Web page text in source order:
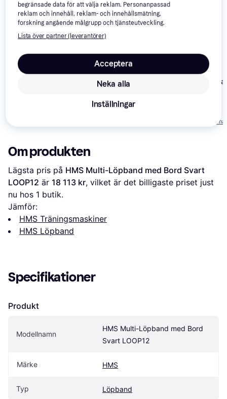
Master Fitness T25
Treadmill TR001
Gymstick
Från 2 580 kr/
Om produkten
Lägsta pris på HMS Multi-Löpband med Bord Svart
LOOP12 är 18 113 kr, vilket är det billigaste priset just
nu hos 1 butik.
Jämför:
HMS Träningsmaskiner
HMS Löpband
Specifikationer
Produkt
Modellnamn
HMS Multi-Löpband med Bord
Svart LOOP12
Märke HMS
Typ Löpband
begränsade data för att välja reklam. Personanpassad
reklam och innehåll, reklam- och innehållsmätning,
forskning angående målgrupp och tjänsteutveckling.
Lista över partner (leverantörer)
Neka alla
Acceptera
Inställningar